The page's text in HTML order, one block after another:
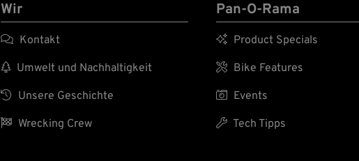
Wir
 Kontakt
 Umwelt und Nachhaltigkeit
 Unsere Geschichte
 Wrecking Crew
Pan-O-Rama
 Product Specials
 Bike Features
 Events
 Tech Tipps